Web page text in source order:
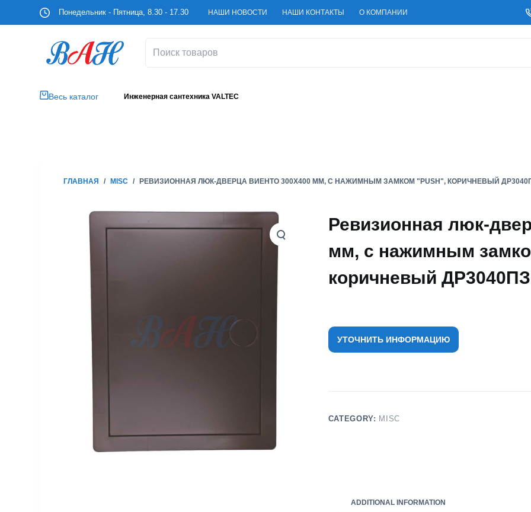
е
Понедельник - Пятница, 8.30 - 17.30 НАШИ НОВОСТИ НАШИ КОНТАКТЫ О КОМПАНИИ
Весь каталог Инженерная сантехника VALTEC
ГЛАВНАЯ / MISC / РЕВИЗИОННАЯ ЛЮК-ДВЕРЦА ВИЕНТО 300X400 ММ, С НАЖИМНЫМ ЗАМКОМ "PUSH", КОРИЧНЕВЫЙ
Ревизионная люк-
мм, с нажимным
коричневый
УТОЧНИТЬ ИНФОРМАЦИЮ
CATEGORY: MISC
ADDITIONAL INFORMATION